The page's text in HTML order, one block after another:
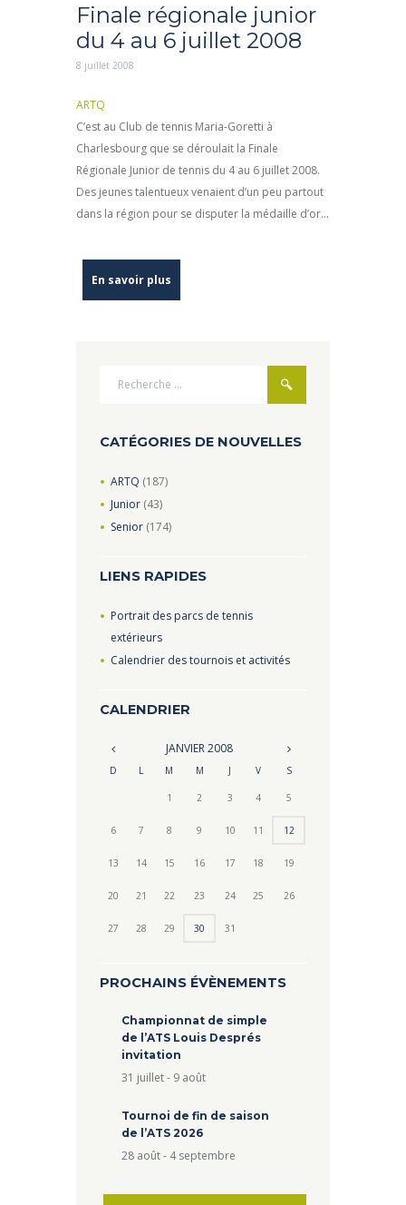
Finale régionale junior
du 4 au 6 juillet 2008
8 juillet 2008
ARTQ
C’est au Club de tennis Maria-Goretti à
Charlesbourg que se déroulait la Finale
Régionale Junior de tennis du 4 au 6 juillet 2008.
Des jeunes talentueux venaient d’un peu partout
dans la région pour se disputer la médaille d’or...
En savoir plus
CATÉGORIES DE NOUVELLES
ARTQ (187)
Junior (43)
Senior (174)
LIENS RAPIDES
Portrait des parcs de tennis
extérieurs
Calendrier des tournois et activités
CALENDRIER
JANVIER2008
D L M M J V S
1 2 3 4 5
6 7 8 9 10 11 12
13 14 15 16 17 18 19
20 21 22 23 24 25 26
27 28 29 30 31
PROCHAINS ÉVÈNEMENTS
Championnat de simple
de l’ATS Louis Després
invitation
31 juillet- 9 août
Tournoi de fin de saison
de l’ATS 2026
28 août- 4 septembre